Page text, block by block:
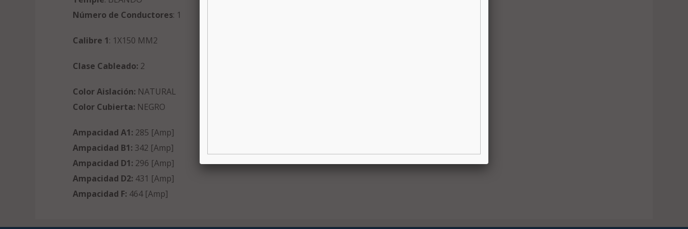
Número de Conductores: 1
Calibre 1: 1X150 MM2
Clase Cableado: 2
Color Aislación: NATURAL
Color Cubierta: NEGRO
Ampacidad A1: 285 [Amp]
Ampacidad B1: 342 [Amp]
Ampacidad D1: 296 [Amp]
Ampacidad D2: 431 [Amp]
Ampacidad F: 464 [Amp]